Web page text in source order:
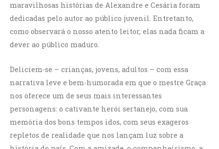
maravilhosas histórias de Alexandre e Cesária foram
dedicadas pelo autor ao público juvenil. Entretanto,
como observará o nosso atento leitor, elas nada ficam a
dever ao público maduro.
Deliciem-se – crianças, jovens, adultos – com essa
narrativa leve e bem-humorada em que o mestre Graça
nos oferece um de seus mais interessantes
personagens: o cativante herói sertanejo, com sua
memória dos bons tempos idos, com seus exageros
repletos de realidade que nos lançam luz sobre a